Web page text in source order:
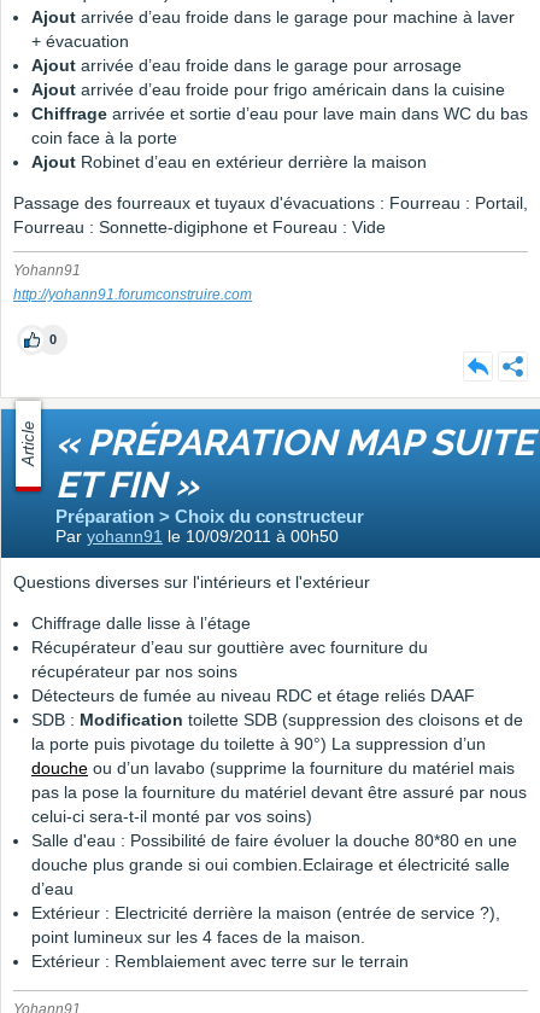
Ajout arrivée d’eau froide dans le garage pour machine à laver
+ évacuation
Ajout arrivée d’eau froide dans le garage pour arrosage
Ajout arrivée d’eau froide pour frigo américain dans la cuisine
Chiffrage arrivée et sortie d’eau pour lave main dans WC du bas
coin face à la porte
Ajout Robinet d’eau en extérieur derrière la maison
Passage des fourreaux et tuyaux d'évacuations : Fourreau : Portail,
Fourreau : Sonnette-digiphone et Foureau : Vide
Yohann91
http://yohann91.forumconstruire.com
0
Article « PRÉPARATION MAP SUITE
ET FIN »
Préparation > Choix du constructeur
Par yohann91 le 10/09/2011 à 00h50
Questions diverses sur l'intérieurs et l'extérieur
Chiffrage dalle lisse à l’étage
Récupérateur d’eau sur gouttière avec fourniture du
récupérateur par nos soins
Détecteurs de fumée au niveau RDC et étage reliés DAAF
SDB : Modification toilette SDB (suppression des cloisons et de
la porte puis pivotage du toilette à 90°) La suppression d’un
douche ou d’un lavabo (supprime la fourniture du matériel mais
pas la pose la fourniture du matériel devant être assuré par nous
celui-ci sera-t-il monté par vos soins)
Salle d'eau : Possibilité de faire évoluer la douche 80*80 en une
douche plus grande si oui combien.Eclairage et électricité salle
d’eau
Extérieur : Electricité derrière la maison (entrée de service ?),
point lumineux sur les 4 faces de la maison.
Extérieur : Remblaiement avec terre sur le terrain